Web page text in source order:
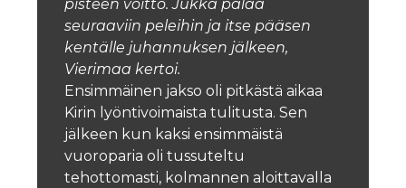
pisteen voitto. Jukka palaa
seuraaviin peleihin ja itse pääsen
kentälle juhannuksen jälkeen,
Vierimaa kertoi.
Ensimmäinen jakso oli pitkästä aikaa
Kirin lyöntivoimaista tulitusta. Sen
jälkeen kun kaksi ensimmäistä
vuoroparia oli tussuteltu
tehottomasti, kolmannen aloittavalla